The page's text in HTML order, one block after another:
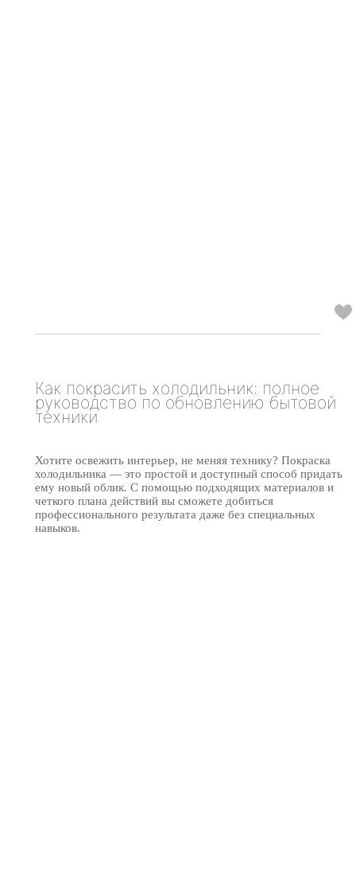
Как покрасить холодильник: полное
руководство по обновлению бытовой
техники
Хотите освежить интерьер, не меняя технику? Покраска
холодильника — это простой и доступный способ придать
ему новый облик. С помощью подходящих материалов и
четкого плана действий вы сможете добиться
профессионального результата даже без специальных
навыков.